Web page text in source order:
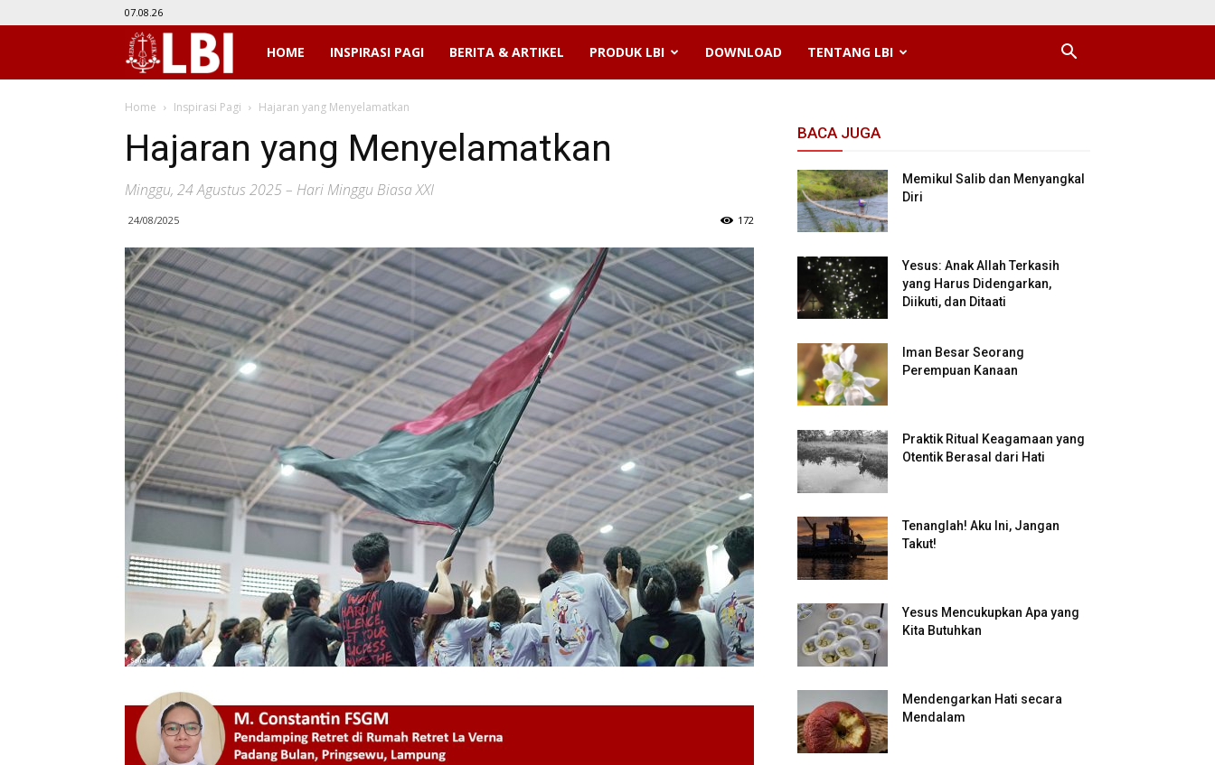
07.08.26
LBIHOME INSPIRASI PAGI BERITA & ARTIKEL PRODUK LBI DOWNLOAD TENTANG LBI
Home Inspirasi Pagi Hajaran yang Menyelamatkan
Hajaran yang Menyelamatkan
Minggu, 24 Agustus 2025 – Hari Minggu Biasa XXI
24/08/2025 172
BACA JUGA
Memikul Salib dan Menyangkal
Diri
Yesus: Anak Allah Terkasih
yang Harus Didengarkan,
Diikuti, dan Ditaati
Iman Besar Seorang
Perempuan Kanaan
Praktik Ritual Keagamaan yang
Otentik Berasal dari Hati
Tenanglah! Aku Ini, Jangan
Takut!
Yesus Mencukupkan Apa yang
Kita Butuhkan
Mendengarkan Hati secara
Mendalam